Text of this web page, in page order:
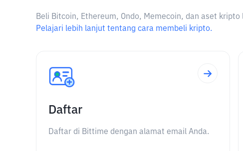
Beli Bitcoin, Ethereum, Ondo, Memecoin, dan aset
Pelajari lebih lanjut tentang cara membeli kripto.
Daftar
Daftar di Bittime dengan alamat email Anda.